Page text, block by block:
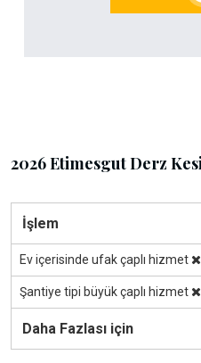
2026 Etimesgut Derz
İşlem
Ev içerisinde ufak çaplı hizmet
Şantiye tipi büyük çaplı hizmet
Daha Fazlası için